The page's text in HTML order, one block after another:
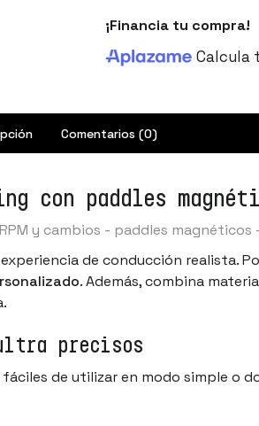
¡Financia tu compra!
Calcula
Comentarios (0)
con paddles
y cambios - paddles magnéticos
de conducción realista.
. Además, combina
precisos
fáciles de utilizar en modo simple o